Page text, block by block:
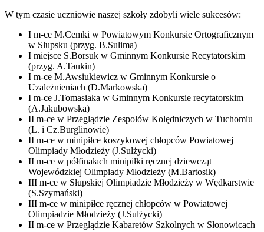
W tym czasie uczniowie naszej szkoły zdobyli wiele sukcesów:
I m-ce M.Cemki w Powiatowym Konkursie Ortograficznym
w Słupsku (przyg. B.Sulima)
I miejsce S.Borsuk w Gminnym Konkursie Recytatorskim
(przyg. A.Taukin)
I m-ce M.Awsiukiewicz w Gminnym Konkursie o
Uzależnieniach (D.Markowska)
I m-ce J.Tomasiaka w Gminnym Konkursie recytatorskim
(A.Jakubowska)
II m-ce w Przeglądzie Zespołów Kolędniczych w Tuchomiu
(L. i Cz.Burglinowie)
II m-ce w minipiłce koszykowej chłopców Powiatowej
Olimpiady Młodzieży (J.Sulżycki)
II m-ce w półfinałach minipiłki ręcznej dziewcząt
Wojewódzkiej Olimpiady Młodzieży (M.Bartosik)
III m-ce w Słupskiej Olimpiadzie Młodzieży w Wędkarstwie
(S.Szymański)
III m-ce w minipiłce ręcznej chłopców w Powiatowej
Olimpiadzie Młodzieży (J.Sulżycki)
II m-ce w Przeglądzie Kabaretów Szkolnych w Słonowicach